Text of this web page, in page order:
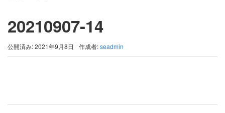
20210907-14
公開済み: 2021年9月8日 作成者:seadmin